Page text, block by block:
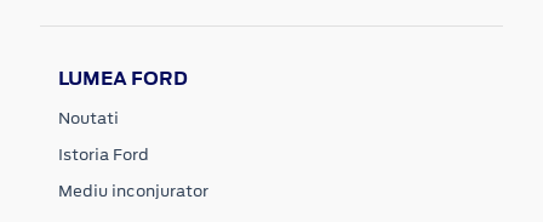
LUMEA FORD
Noutati
Istoria Ford
Mediu inconjurator